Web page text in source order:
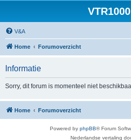
V&A
Home Forumoverzicht
Informatie
Sorry, dit forum is momenteel niet
Home Forumoverzicht
Powered by phpBB® Forum
Nederlandse vertaling